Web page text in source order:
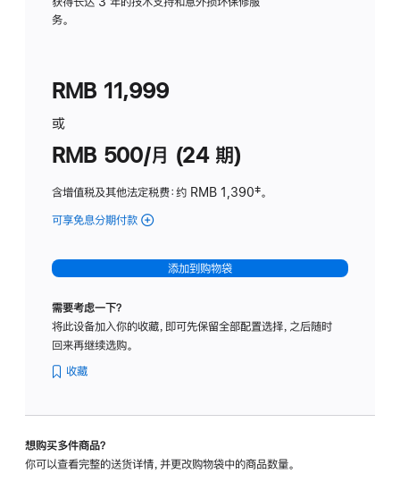
务。
RMB 11,999
或
RMB 500/月 (24 期)
含增值税及其他法定税费：约 RMB 1,390脚
‡。
可享免息分期付款 (Studio
-
标
璃
转
添加到购物袋
需要考虑一下？
将此设备加入你的收藏，即可先保留全部配置选择，之后随时
回来再继续选购。
收藏
想购买多件商品？
你可以查看完整的送货详情，并更改购物袋中的商品数量。